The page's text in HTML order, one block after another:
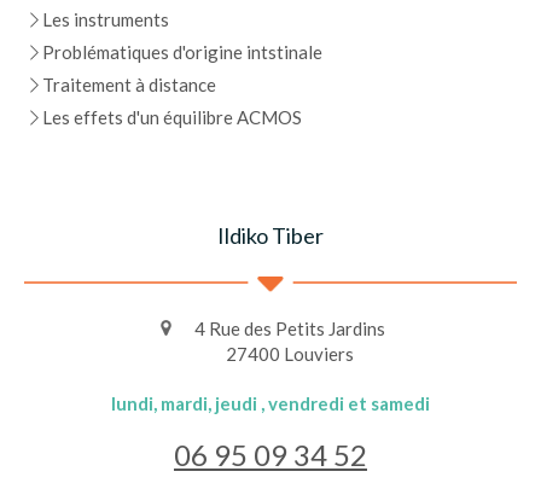
Les instruments
Problématiques d'origine intstinale
Traitement à distance
Les effets d'un équilibre ACMOS
Ildiko Tiber
4 Rue des Petits Jardins
27400 Louviers
lundi, mardi, jeudi , vendredi et samedi
06 95 09 34 52